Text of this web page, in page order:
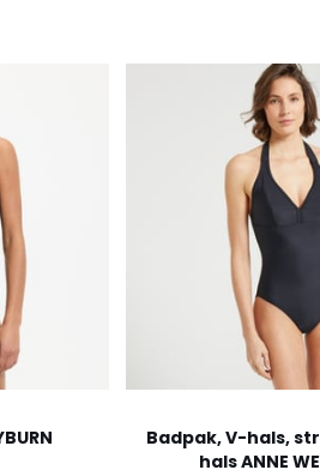
Badpak, V-hals,
hals ANNE